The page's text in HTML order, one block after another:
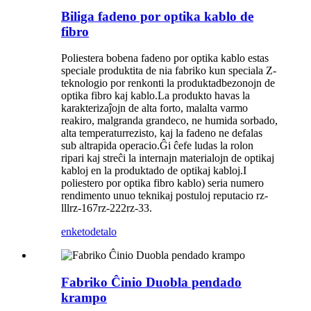
Biliga fadeno por optika kablo de
fibro
Poliestera bobena fadeno por optika kablo estas
speciale produktita de nia fabriko kun speciala Z-
teknologio por renkonti la produktadbezonojn de
optika fibro kaj kablo.La produkto havas la
karakterizaĵojn de alta forto, malalta varmo
reakiro, malgranda grandeco, ne humida sorbado,
alta temperaturrezisto, kaj la fadeno ne defalas
sub altrapida operacio.Ĝi ĉefe ludas la rolon
ripari kaj streĉi la internajn materialojn de optikaj
kabloj en la produktado de optikaj kabloj.I
poliestero por optika fibro kablo) seria numero
rendimento unuo teknikaj postuloj reputacio rz-
lllrz-167rz-222rz-33.
enketodetalo
Fabriko Ĉinio Duobla pendado
krampo